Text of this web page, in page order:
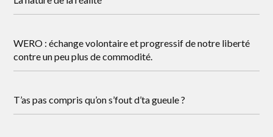
WERO : échange volontaire et progressif de notre liberté
contre un peu plus de commodité.
T’as pas compris qu’on s’fout d’ta gueule ?